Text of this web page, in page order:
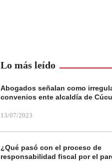
Lo más leído
Abogados señalan como
convenios ente alcaldía de
13/07/2023
¿Qué pasó con el proceso de
responsabilidad fiscal por el